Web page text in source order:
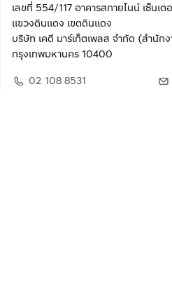
เลขที่ 554/117 อาคารสกายไนน์ เซ็น
แขวงดินแดง เขตดินแดง
บริษัท เคดี มาร์เก็ตเพลส จำกัด (สำนัก
กรุงเทพมหานคร 10400
02 108 8531